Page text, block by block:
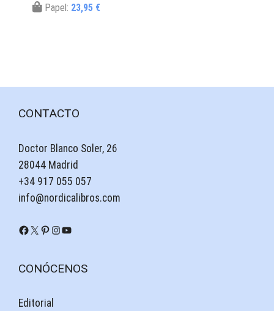
Papel: 23,95 €
CONTACTO
Doctor Blanco Soler, 26
28044 Madrid
+34 917 055 057
info@nordicalibros.com
Facebook
X Pinterest
Instagram
YouTube
CONÓCENOS
Editorial